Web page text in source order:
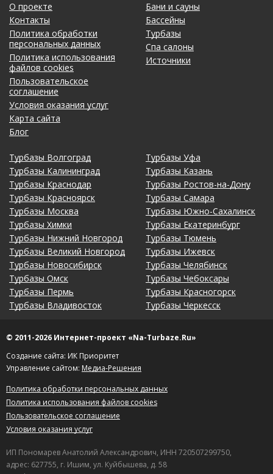
О проекте
Контакты
Политика обработки
персональных данных
Политика использования
файлов cookies
Пользовательское
соглашение
Условия оказания услуг
Карта сайта
Блог
Бани и сауны
Бассейны
Турбазы
Спа салоны
Источники
Турбазы Волгоград
Турбазы Калининград
Турбазы Краснодар
Турбазы Красноярск
Турбазы Москва
Турбазы Химки
Турбазы Нижний Новгород
Турбазы Великий Новгород
Турбазы Новосибирск
Турбазы Омск
Турбазы Пермь
Турбазы Владивосток
Турбазы Уфа
Турбазы Казань
Турбазы Ростов-на-Дону
Турбазы Самара
Турбазы Южно-Сахалинск
Турбазы Екатеринбург
Турбазы Тюмень
Турбазы Ижевск
Турбазы Челябинск
Турбазы Чебоксары
Турбазы Красногорск
Турбазы Черкесск
© 2011-2026 Интернет-проект «Na-Turbaze.Ru»
Создание сайта: ИК Приоритет
Управление сайтом: Медиа-Решения
Политика обработки персональных данных
Политика использования файлов cookies
Пользовательское соглашение
Условия оказания услуг
ИП Пономарев Анатолий Александрович, ИНН 720507299750,
адрес: 627755, г. Ишим, ул. Куйбышева, д. 58